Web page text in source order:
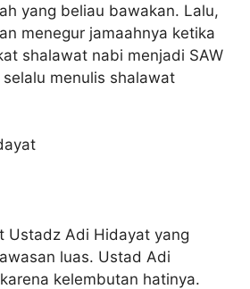
yang beliau bawakan. Lalu,
menegur jamaahnya ketika
shalawat nabi menjadi SAW
menulis shalawat
Ustadz Adi Hidayat yang
luas. Ustad Adi
kelembutan hatinya.